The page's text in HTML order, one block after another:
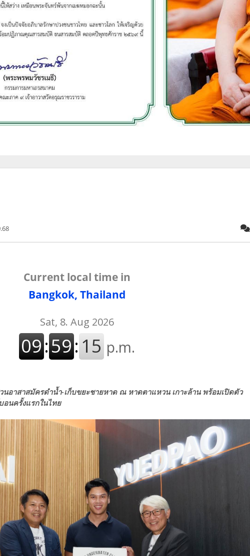
Current local time in
Bangkok, Thailand
วนอาสาสมัครดำน้ำ-เก็บขยะชายหาด ณ หาดตาแหวน เกาะล้าน พร้อมเปิดตัว
อนครั้งแรกในไทย